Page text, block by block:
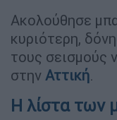
Ακολούθησε
κυριότερη,
τους σεισμούς
στην Αττική.
Η λίστα των